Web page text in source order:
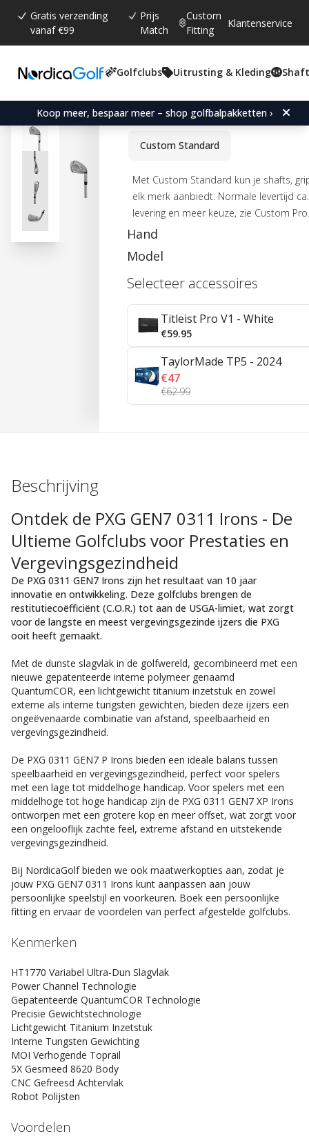
Gratis verzending
vanaf €99
Prijs
Match
Custom
Fitting
Klantenservice
Golfclubs Uitrusting & Kleding
Koop meer, bespaar meer – shop golfbalpakketten ›
Gemiddelde beoordeling:
aantal stemmen:
PXG GEN7 0311 P
Custom Standard
Met Custom Standard kun je shafts,
elk merk aanbiedt. Normale levertijd
levering en meer keuze, zie Custom Pro.
Hand
Model
Selecteer accessoires
Titleist Pro V1 - White
€59.95
TaylorMade TP5 - 2024
€47
€62.99
Beschrijving
Ontdek de PXG GEN7 0311 Irons - De
Ultieme Golfclubs voor Prestaties en
Vergevingsgezindheid
De PXG 0311 GEN7 Irons zijn het resultaat van 10 jaar
innovatie en ontwikkeling. Deze golfclubs brengen de
restitutiecoëfficiënt (C.O.R.) tot aan de USGA-limiet, wat zorgt
voor de langste en meest vergevingsgezinde ijzers die PXG
ooit heeft gemaakt.
Met de dunste slagvlak in de golfwereld, gecombineerd met een
nieuwe gepatenteerde interne polymeer genaamd
QuantumCOR, een lichtgewicht titanium inzetstuk en zowel
externe als interne tungsten gewichten, bieden deze ijzers een
ongeëvenaarde combinatie van afstand, speelbaarheid en
vergevingsgezindheid.
De PXG 0311 GEN7 P Irons bieden een ideale balans tussen
speelbaarheid en vergevingsgezindheid, perfect voor spelers
met een lage tot middelhoge handicap. Voor spelers met een
middelhoge tot hoge handicap zijn de PXG 0311 GEN7 XP Irons
ontworpen met een grotere kop en meer offset, wat zorgt voor
een ongelooflijk zachte feel, extreme afstand en uitstekende
vergevingsgezindheid.
Bij NordicaGolf bieden we ook maatwerkopties aan, zodat je
jouw PXG GEN7 0311 Irons kunt aanpassen aan jouw
persoonlijke speelstijl en voorkeuren. Boek een persoonlijke
fitting en ervaar de voordelen van perfect afgestelde golfclubs.
Kenmerken
HT1770 Variabel Ultra-Dun Slagvlak
Power Channel Technologie
Gepatenteerde QuantumCOR Technologie
Precisie Gewichtstechnologie
Lichtgewicht Titanium Inzetstuk
Interne Tungsten Gewichting
MOI Verhogende Toprail
5X Gesmeed 8620 Body
CNC Gefreesd Achtervlak
Robot Polijsten
Voordelen